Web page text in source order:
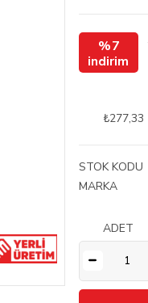
7
₺277,33
STOK KODU
MARKA
ADET